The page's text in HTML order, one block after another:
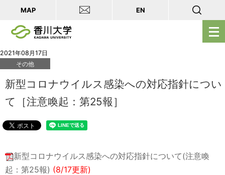
メ
ニ
を
MAP EN
2021年08月17日
その他
新型コロナウイルス感染への対応指針につい
て［注意喚起：第25報］
新型コロナウイルス感染への対応指針について(注意喚
起：第25報) (8/17更新)